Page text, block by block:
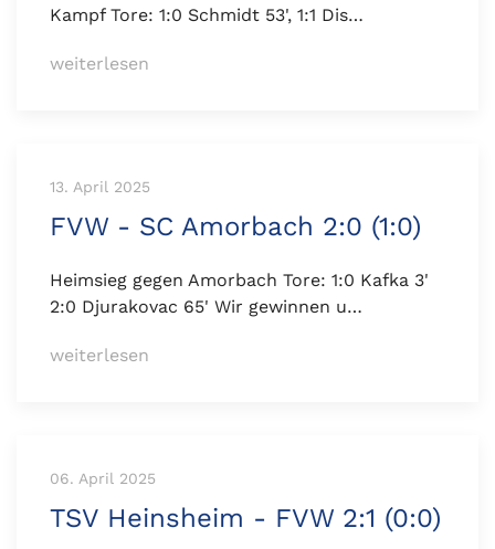
Kampf Tore: 1:0 Schmidt 53', 1:1 Dis…
weiterlesen
13. April 2025
FVW - SC Amorbach 2:0 (1:0)
Heimsieg gegen Amorbach Tore: 1:0 Kafka 3'
2:0 Djurakovac 65' Wir gewinnen u…
weiterlesen
06. April 2025
TSV Heinsheim - FVW 2:1 (0:0)